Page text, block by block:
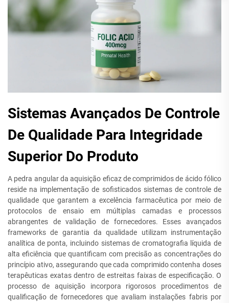
Sistemas Avançados De Controle
De Qualidade Para Integridade
Superior Do Produto
A pedra angular da aquisição eficaz de comprimidos de ácido fólico
reside na implementação de sofisticados sistemas de controle de
qualidade que garantem a excelência farmacêutica por meio de
protocolos de ensaio em múltiplas camadas e processos
abrangentes de validação de fornecedores. Esses avançados
frameworks de garantia da qualidade utilizam instrumentação
analítica de ponta, incluindo sistemas de cromatografia líquida de
alta eficiência que quantificam com precisão as concentrações do
princípio ativo, assegurando que cada comprimido contenha doses
terapêuticas exatas dentro de estreitas faixas de especificação. O
processo de aquisição incorpora rigorosos procedimentos de
qualificação de fornecedores que avaliam instalações fabris por